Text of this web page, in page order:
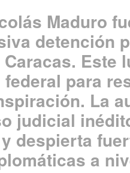
Maduro
detención
Este
para
La
judicial
despierta
a